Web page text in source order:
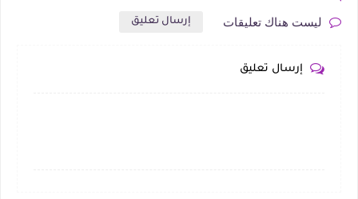
ليست هناك تعليقات إرسال تعليق
إرسال تعليق